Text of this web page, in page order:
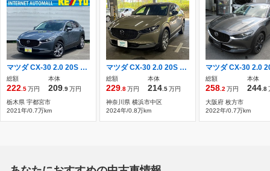
マツダ CX-30 2.0 20S プロアクティブ 禁煙/I-ACTIVSENSE/マツダコネクト8インチ
総額
222 .5万円
本体
209 .9万円
栃木県 宇都宮市
2021年/0.7万km
マツダ CX-30 2.0 20S スマートキー ETC メモリーナビ ドライ
総額
229 .8万円
本体
214 .5万円
神奈川県 横浜市中区
2024年/0.8万km
総額
258 .2 万円
本体
244 .8
大阪府 枚方市
2022年/0.7万km